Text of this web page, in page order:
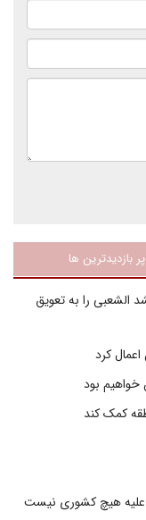
پر بازدیدترین ها
الشعبی را به تعویق
کرد
بود
کمک کند
علیه هیچ کشوری نیست